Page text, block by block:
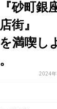
『砂町銀
店街』
を満喫し
。
2024